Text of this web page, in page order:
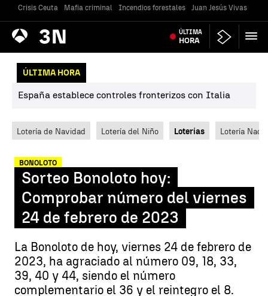
Crisis Ceuta Mafia criminal Incendios forestales Juan Jesús Vivas
Antena
3 Noticias ÚLTIMA
HORA
ÚLTIMA HORA
España establece controles fronterizos con Italia
Lotería de Navidad Lotería del Niño Loterías Lotería
BONOLOTO
Sorteo Bonoloto hoy:
Comprobar número del viernes
24 de febrero de 2023
La Bonoloto de hoy, viernes 24 de febrero de
2023, ha agraciado al número 09, 18, 33,
39, 40 y 44, siendo el número
complementario el 36 y el reintegro el 8.